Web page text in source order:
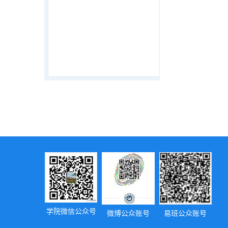
学院微信公众号 微博公众账号 易班公众账号